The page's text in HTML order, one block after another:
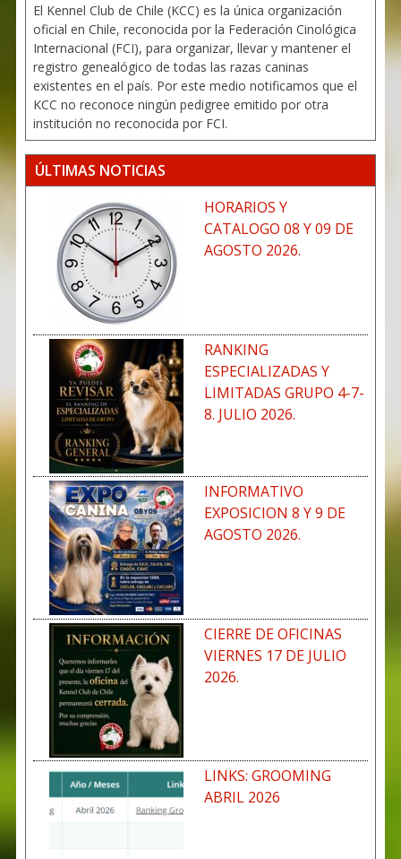
El Kennel Club de Chile (KCC) es la única organización
oficial en Chile, reconocida por la Federación Cinológica
Internacional (FCI), para organizar, llevar y mantener el
registro genealógico de todas las razas caninas
existentes en el país. Por este medio notificamos que el
KCC no reconoce ningún pedigree emitido por otra
institución no reconocida por FCI.
ÚLTIMAS NOTICIAS
HORARIOS Y
CATALOGO 08 Y 09 DE
AGOSTO 2026.
RANKING
ESPECIALIZADAS Y
LIMITADAS GRUPO 4-7-
8. JULIO 2026.
INFORMATIVO
EXPOSICION 8 Y 9 DE
AGOSTO 2026.
CIERRE DE OFICINAS
VIERNES 17 DE JULIO
2026.
LINKS: GROOMING
ABRIL 2026